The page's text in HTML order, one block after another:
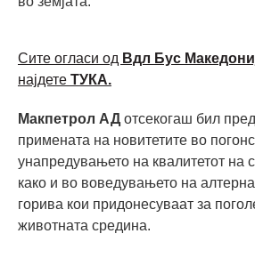
Сите огласи од Вдл Бус
најдете ТУКА.
Макпетрол АД отсекогаш бил
примената на новитетите во
унапредувањето на квалитетот на
како и во воведувањето на
горива кои придонесуваат за
животната средина.